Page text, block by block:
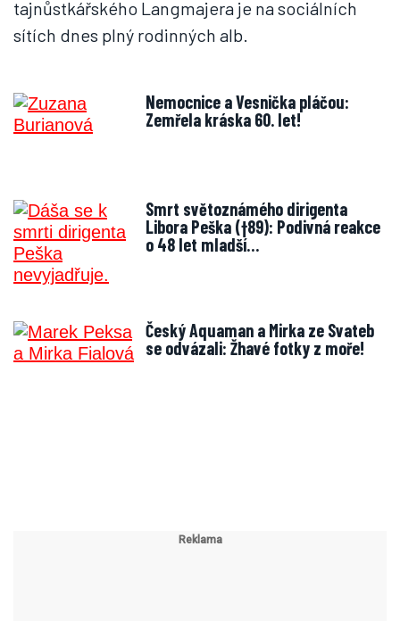
tajnůstkářského Langmajera je na sociálních
sítích dnes plný rodinných alb.
Nemocnice a Vesnička pláčou:
Zemřela kráska 60. let!
Smrt světoznámého dirigenta
Libora Peška (†89): Podivná reakce
o 48 let mladší…
Český Aquaman a Mirka ze Svateb
se odvázali: Žhavé fotky z moře!